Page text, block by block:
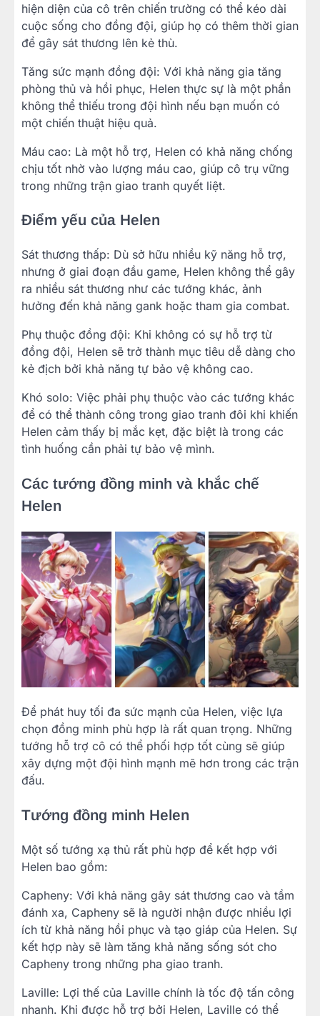
hiện diện của cô trên chiến trường có thể kéo dài
cuộc sống cho đồng đội, giúp họ có thêm thời gian
để gây sát thương lên kẻ thù.
Tăng sức mạnh đồng đội: Với khả năng gia tăng
phòng thủ và hồi phục, Helen thực sự là một phần
không thể thiếu trong đội hình nếu bạn muốn có
một chiến thuật hiệu quả.
Máu cao: Là một hỗ trợ, Helen có khả năng chống
chịu tốt nhờ vào lượng máu cao, giúp cô trụ vững
trong những trận giao tranh quyết liệt.
Điểm yếu của Helen
Sát thương thấp: Dù sở hữu nhiều kỹ năng hỗ trợ,
nhưng ở giai đoạn đầu game, Helen không thể gây
ra nhiều sát thương như các tướng khác, ảnh
hưởng đến khả năng gank hoặc tham gia combat.
Phụ thuộc đồng đội: Khi không có sự hỗ trợ từ
đồng đội, Helen sẽ trở thành mục tiêu dễ dàng cho
kẻ địch bởi khả năng tự bảo vệ không cao.
Khó solo: Việc phải phụ thuộc vào các tướng khác
để có thể thành công trong giao tranh đôi khi khiến
Helen cảm thấy bị mắc kẹt, đặc biệt là trong các
tình huống cần phải tự bảo vệ mình.
Các tướng đồng minh và khắc chế
Helen
Để phát huy tối đa sức mạnh của Helen, việc lựa
chọn đồng minh phù hợp là rất quan trọng. Những
tướng hỗ trợ cô có thể phối hợp tốt cùng sẽ giúp
xây dựng một đội hình mạnh mẽ hơn trong các trận
đấu.
Tướng đồng minh Helen
Một số tướng xạ thủ rất phù hợp để kết hợp với
Helen bao gồm:
Capheny: Với khả năng gây sát thương cao và tầm
đánh xa, Capheny sẽ là người nhận được nhiều lợi
ích từ khả năng hồi phục và tạo giáp của Helen. Sự
kết hợp này sẽ làm tăng khả năng sống sót cho
Capheny trong những pha giao tranh.
Laville: Lợi thế của Laville chính là tốc độ tấn công
nhanh. Khi được hỗ trợ bởi Helen, Laville có thể